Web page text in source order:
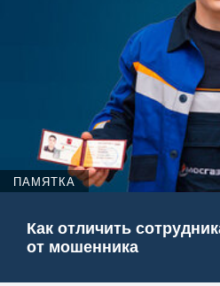
ПАМЯТКА
Как отличить
от мошенника